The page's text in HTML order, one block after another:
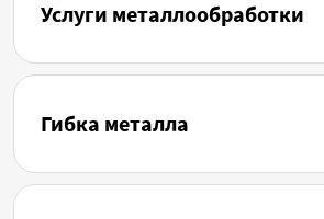
Услуги металлообработки
Гибка металла